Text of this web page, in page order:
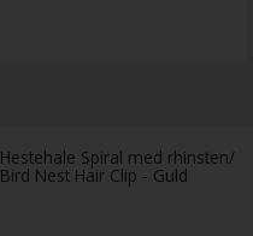
Hestehale Spiral med rhinsten/
Bird Nest Hair Clip - Guld